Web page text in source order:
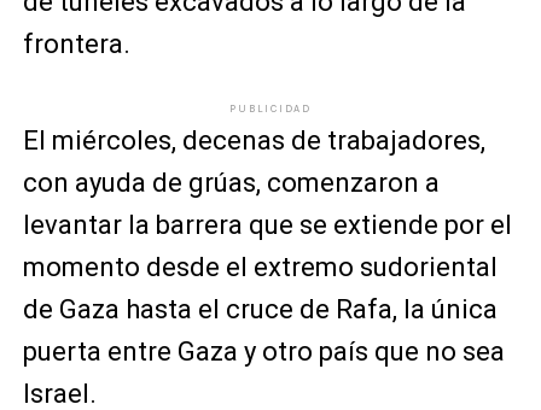
frontera.
PUBLICIDAD
El miércoles, decenas de trabajadores,
con ayuda de grúas, comenzaron a
levantar la barrera que se extiende por el
momento desde el extremo sudoriental
de Gaza hasta el cruce de Rafa, la única
puerta entre Gaza y otro país que no sea
Israel.